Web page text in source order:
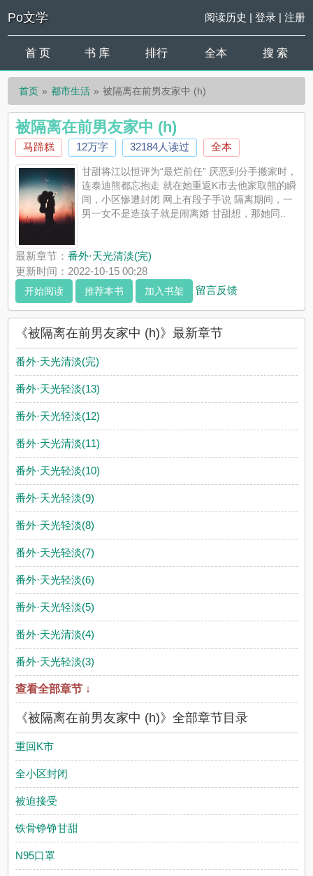
Po文学 阅读历史 | 登录| 注册
首 页 书 库 排行 全本 搜 索
首页 都市生活 被隔离在前男友家中 (h)
被隔离在前男友家中 (h)
马蹄糕 12万字 32184人读过 全本
甘甜将江以恒评为“最烂前任” 厌恶到分手搬家时，
连泰迪熊都忘抱走 就在她重返K市去他家取熊的瞬
间，小区惨遭封闭 网上有段子手说 隔离期间，一
男一女不是造孩子就是闹离婚 甘甜想，那她同..
最新章节：番外·天光清淡(完)
更新时间：2022-10-15 00:28
开始阅读 推荐本书 加入书架 留言反馈
《被隔离在前男友家中 (h)》最新章节
番外·天光清淡(完)
番外·天光轻淡(13)
番外·天光轻淡(12)
番外·天光清淡(11)
番外·天光轻淡(10)
番外·天光轻淡(9)
番外·天光轻淡(8)
番外·天光轻淡(7)
番外·天光轻淡(6)
番外·天光轻淡(5)
番外·天光清淡(4)
番外·天光轻淡(3)
查看全部章节 ↓
《被隔离在前男友家中 (h)》全部章节目录
重回K市
全小区封闭
被迫接受
铁骨铮铮甘甜
N95口罩